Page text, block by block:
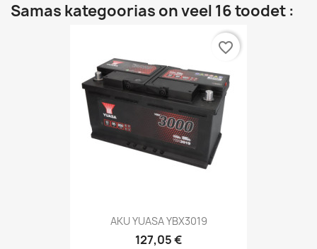
Samas kategoorias on veel 16 toodet :
AKU YUASA YBX3019
127,05 €
favorite_border